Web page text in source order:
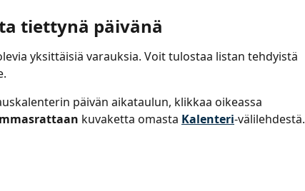
tiettynä päivänä
yksittäisiä varauksia. Voit tulostaa listan tehdyistä
päivän aikataulun, klikkaa oikeassa
kuvaketta omasta Kalenteri-välilehdestä.